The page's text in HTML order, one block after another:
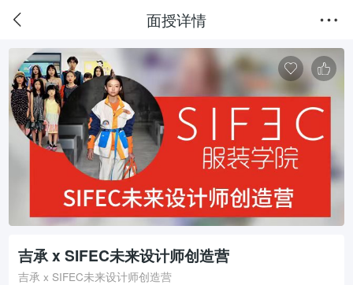
面授详情
吉承 x SIFEC未来设计师创造营
吉承 x SIFEC未来设计师创造营